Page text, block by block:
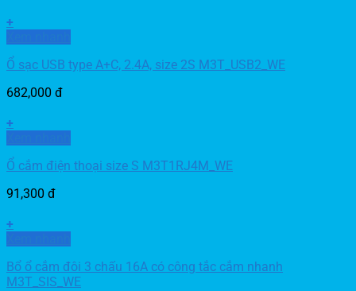
+
Ổ sạc USB type A+C, 2.4A, size 2S M3T_USB2_WE
682,000 đ
+
Ổ cắm điện thoại size S M3T1RJ4M_WE
91,300 đ
+
Bổ ổ cắm đôi 3 chấu 16A có công tắc cắm nhanh
M3T_SIS_WE